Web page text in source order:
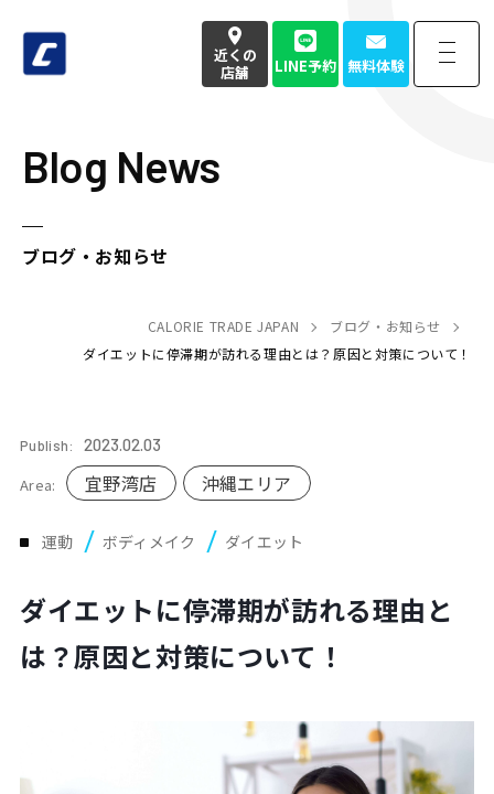
近くの
店舗
050-3177-4904
受付時間 9:00〜18:00定休日 土日祝
Strength 強み・特徴
Plan プラン・料金表
Case お客様事例
近くの
店舗
LINE予約 無料体験
Blog News
ブログ・お知らせ
CALORIE TRADE JAPAN
ブログ・お知らせ
ダイエットに停滞期が訪れる理由とは？原因と対策について！
Publish: 2023.02.03
Area: 宜野湾店 沖縄エリア
運動 ボディメイク ダイエット
ダイエットに停滞期が訪れる理由と
は？原因と対策について！